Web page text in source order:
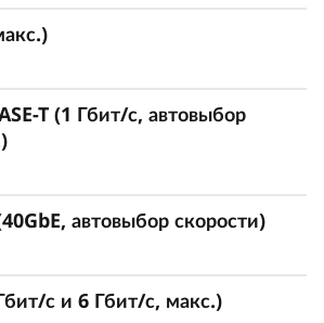
данных с
T (1 Гбит/с, автовыбор
автовыбор скорости)
с и 6 Гбит/с, макс.)